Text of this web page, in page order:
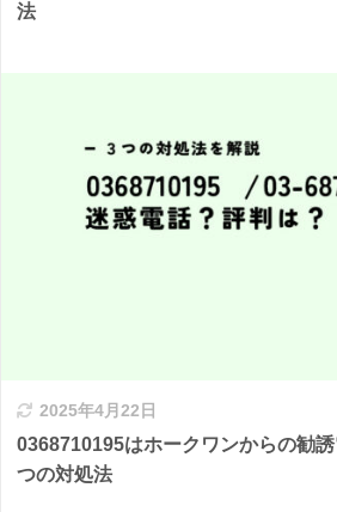
法
2025年4月22日
0368710195はホークワンからの勧
つの対処法